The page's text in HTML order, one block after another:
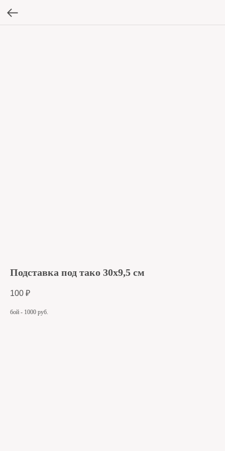
Подставка под тако 30х9,5 см
100 ₽
бой - 1000 руб.